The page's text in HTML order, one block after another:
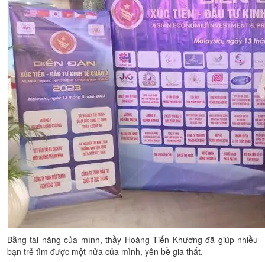
Bằng tài năng của mình, thầy Hoàng Tiến Khương đã giúp nhiều
bạn trẻ tìm được một nửa của mình, yên bề gia thất.